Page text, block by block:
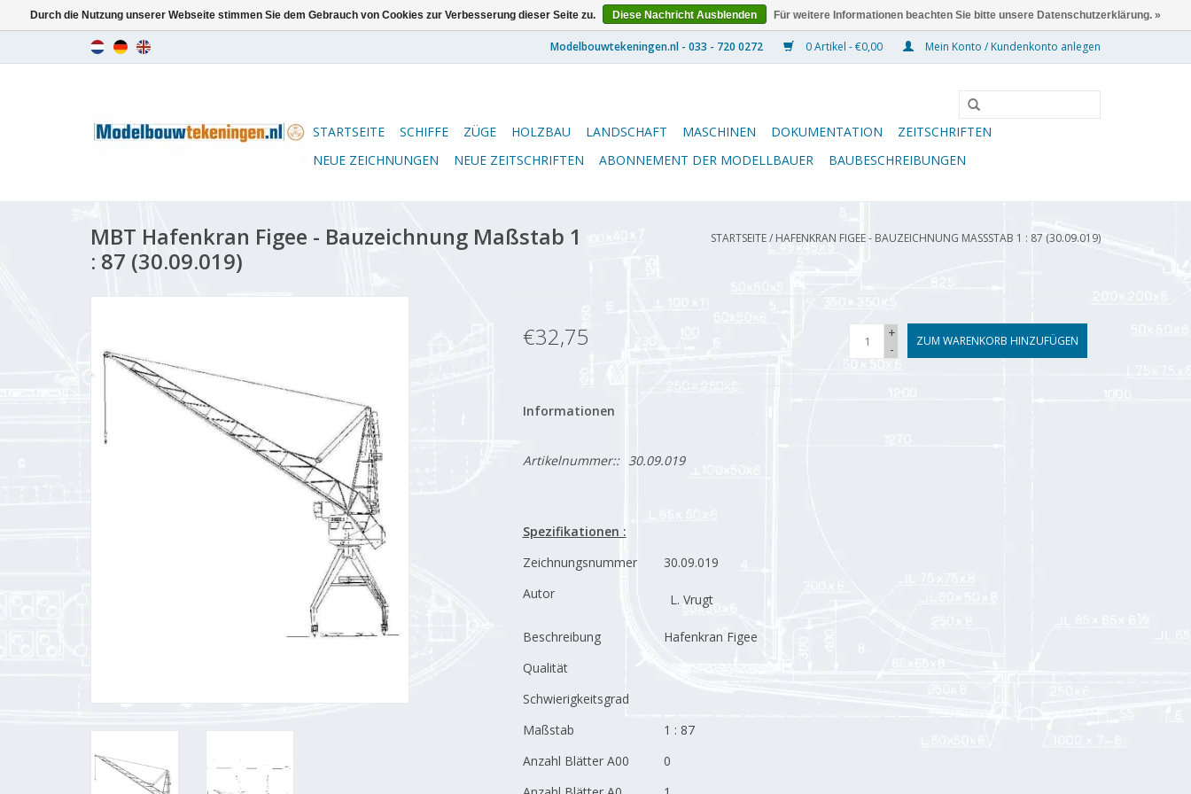
0 Artikel - €0,00 Mein Konto / Kundenkonto anlegen
STARTSEITE SCHIFFE ZÜGE HOLZBAU LANDSCHAFT MASCHINEN DOKUMENTATION
ZEITSCHRIFTEN
NEUE ZEICHNUNGEN
NEUE ZEITSCHRIFTEN ABONNEMENT DER MODELLBAUER BAUBESCHREIBUNGEN
MBT Hafenkran Figee - Bauzeichnung Maßstab 1
: 87 (30.09.019)
STARTSEITE/ HAFENKRAN FIGEE - BAUZEICHNUNG MASSSTAB 1 : 87 (30.09.019)
€32,75
+
-
ZUM WARENKORB HINZUFÜGEN
Informationen
Artikelnummer:: 30.09.019
Spezifikationen :
Zeichnungsnummer
30.09.019
Autor
L. Vrugt
Beschreibung
Hafenkran Figee
Qualität
Schwierigkeitsgrad
Maßstab
1 : 87
Anzahl Blätter A00
0
Durch die Nutzung unserer Webseite stimmen Sie dem Gebrauch von Cookies zur Verbesserung dieser Seite zu. Diese Nachricht Ausblenden Für weitere Informationen beachten Sie bitte unsere Datenschutzerklärung. »